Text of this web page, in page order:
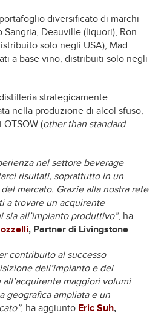
diversificato di marchi
Deauville (liquori), Ron
solo negli USA), Mad
a base vino, distribuiti solo negli
strategicamente
nella produzione di alcol sfuso,
OTSOW (other than standard
nel settore beverage
risultati, soprattutto in un
mercato. Grazie alla nostra rete
a trovare un acquirente
sia all’impianto produttivo”, ha
, Partner di Livingstone.
contribuito al successo
dell’impianto e del
maggiori volumi
geografica ampliata e un
, ha aggiunto Eric Suh,